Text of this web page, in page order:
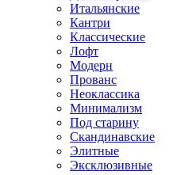
Итальянские
Кантри
Классические
Лофт
Модерн
Прованс
Неоклассика
Минимализм
Под старину
Скандинавские
Элитные
Эксклюзивные